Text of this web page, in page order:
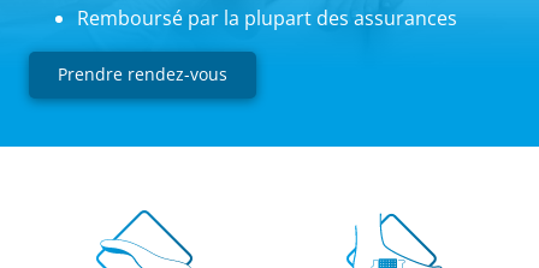
Remboursé par la plupart des assurances
Prendre rendez-vous